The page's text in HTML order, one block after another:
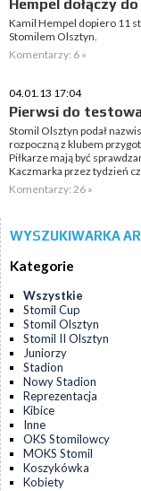
Hempel dołączy
Kamil Hempel dopiero 11
Stomilem Olsztyn.
Komentarzy: 6 »
04.01.13 17:04
Pierwsi do
Stomil Olsztyn podał
rozpoczną z klubem
Piłkarze mają być
Kaczmarka przez tydzień
Komentarzy: 26 »
WYSZUKIWARKA
Kategorie
Wszystkie
Stomil Cup
Stomil Olsztyn
Stomil II Olsztyn
Juniorzy
Stadion
Nowy Stadion
Reprezentacja
Kibice
Inne
OKS Stomilowcy
MOKS Stomil
Koszykówka
Kobiety